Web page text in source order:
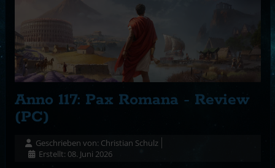
Anno 117: Pax Romana - Review
(PC)
Geschrieben von: Christian Schulz
Erstellt: 08. Juni 2026